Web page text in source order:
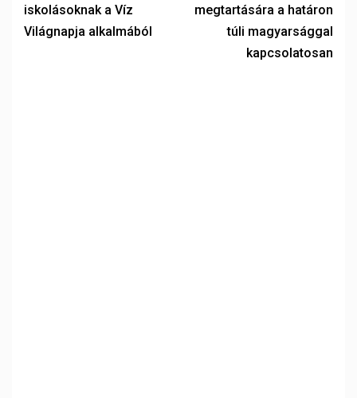
iskolásoknak a Víz
Világnapja alkalmából
megtartására a határon
túli magyarsággal
kapcsolatosan